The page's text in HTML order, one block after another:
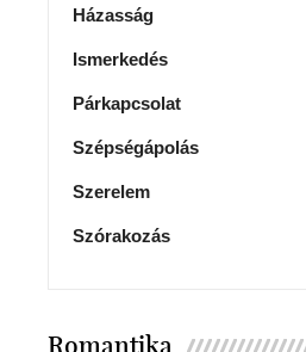
Házasság
Ismerkedés
Párkapcsolat
Szépségápolás
Szerelem
Szórakozás
Romantika